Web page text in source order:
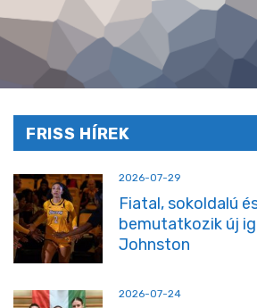
FRISS HÍREK
2026-07-29
Fiatal, sokoldalú
bemutatkozik új
Johnston
2026-07-24